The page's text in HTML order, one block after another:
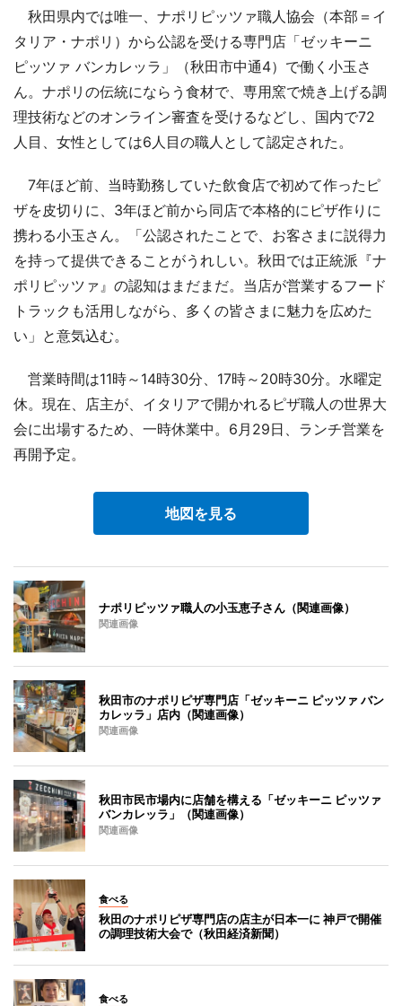
秋田県内では唯一、ナポリピッツァ職人協会（本部＝イ
タリア・ナポリ）から公認を受ける専門店「ゼッキーニ
ピッツァ バンカレッラ」（秋田市中通4）で働く小玉さ
ん。ナポリの伝統にならう食材で、専用窯で焼き上げる調
理技術などのオンライン審査を受けるなどし、国内で72
人目、女性としては6人目の職人として認定された。
7年ほど前、当時勤務していた飲食店で初めて作ったピ
ザを皮切りに、3年ほど前から同店で本格的にピザ作りに
携わる小玉さん。「公認されたことで、お客さまに説得力
を持って提供できることがうれしい。秋田では正統派『ナ
ポリピッツァ』の認知はまだまだ。当店が営業するフード
トラックも活用しながら、多くの皆さまに魅力を広めた
い」と意気込む。
営業時間は11時～14時30分、17時～20時30分。水曜定
休。現在、店主が、イタリアで開かれるピザ職人の世界大
会に出場するため、一時休業中。6月29日、ランチ営業を
再開予定。
地図を見る
ナポリピッツァ職人の小玉恵子さん（関連画像）
関連画像
秋田市のナポリピザ専門店「ゼッキーニ ピッツァ バン
カレッラ」店内（関連画像）
関連画像
秋田市民市場内に店舗を構える「ゼッキーニ ピッツァ
バンカレッラ」（関連画像）
関連画像
食べる
秋田のナポリピザ専門店の店主が日本一に 神戸で開催
の調理技術大会で（秋田経済新聞）
食べる